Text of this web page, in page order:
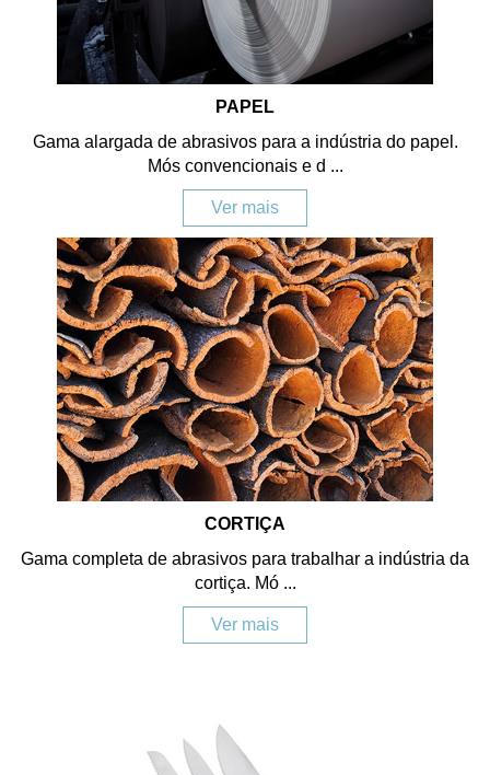
PAPEL
Gama alargada de abrasivos para a indústria do papel.
Mós convencionais e d ...
Ver mais
CORTIÇA
Gama completa de abrasivos para trabalhar a indústria da
cortiça. Mó ...
Ver mais